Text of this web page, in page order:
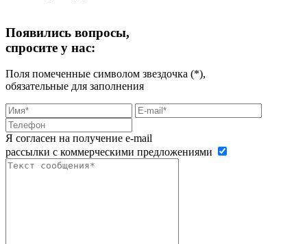
Появились вопросы,
спросите у нас:
Поля помеченные символом звездочка (*),
обязательные для заполнения
Я согласен на получение e-mail
рассылки с коммерческими предложениями